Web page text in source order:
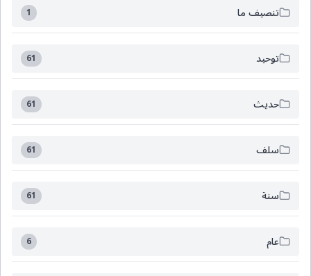
تنصيف ما 1
توحيد 61
حديث 61
سلف 61
سنة 61
عام 6